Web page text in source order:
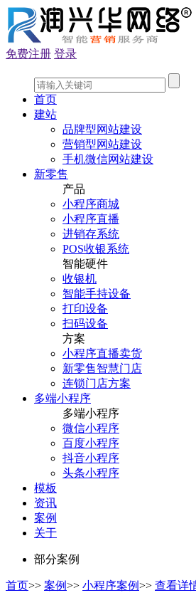
免费注册 登录
首页
建站
品牌型网站建设
营销型网站建设
手机微信网站建设
新零售
产品
小程序商城
小程序直播
进销存系统
POS收银系统
智能硬件
收银机
智能手持设备
打印设备
扫码设备
方案
小程序直播卖货
新零售智慧门店
连锁门店方案
多端小程序
多端小程序
微信小程序
百度小程序
抖音小程序
头条小程序
模板
资讯
案例
关于
部分案例
首页>> 案例>> 小程序案例>> 查看详